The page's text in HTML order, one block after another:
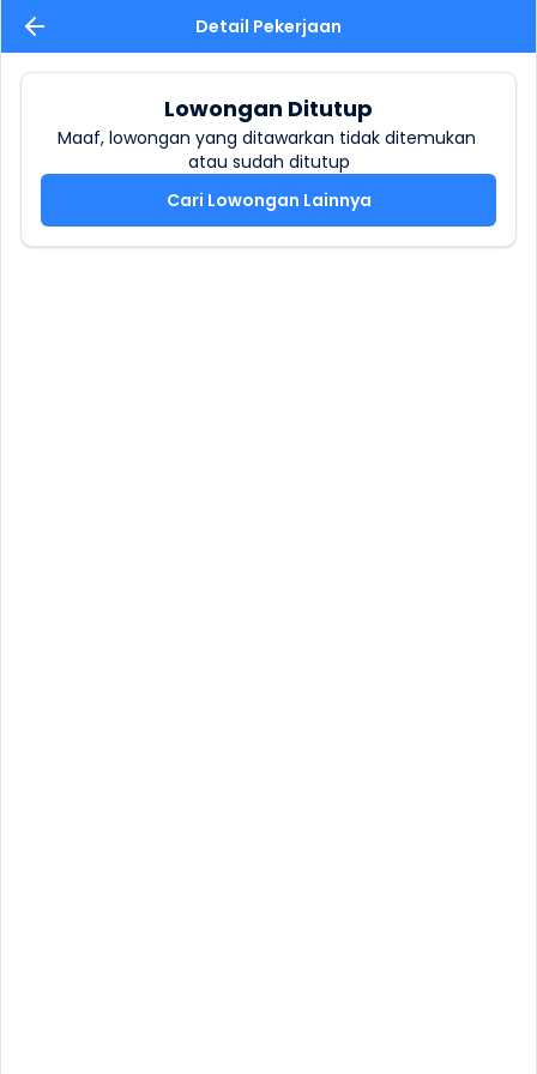
Detail Pekerjaan
Lowongan Ditutup
Maaf, lowongan yang ditawarkan tidak ditemukan
atau sudah ditutup
Cari Lowongan Lainnya